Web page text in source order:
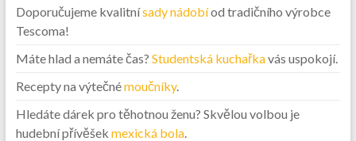
Doporučujeme kvalitnísady nádobíod tradičního výrobce
Tescoma!
Máte hlad a nemáte čas? Studentská kuchařkavás uspokojí.
Recepty na výtečnémoučníky.
Hledáte dárek pro těhotnou ženu? Skvělou volbou je
hudební přívěšek mexická bola.